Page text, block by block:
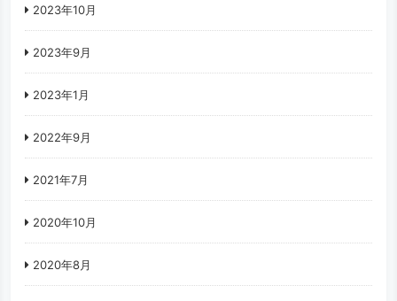
2023年10月
2023年9月
2023年1月
2022年9月
2021年7月
2020年10月
2020年8月